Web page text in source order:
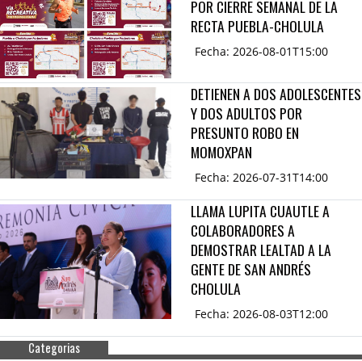
POR CIERRE SEMANAL DE LA
RECTA PUEBLA-CHOLULA
Fecha: 2026-08-01T15:00
DETIENEN A DOS ADOLESCENTES
Y DOS ADULTOS POR
PRESUNTO ROBO EN
MOMOXPAN
Fecha: 2026-07-31T14:00
LLAMA LUPITA CUAUTLE A
COLABORADORES A
DEMOSTRAR LEALTAD A LA
GENTE DE SAN ANDRÉS
CHOLULA
Fecha: 2026-08-03T12:00
Categorias